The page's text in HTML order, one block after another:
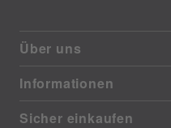
Über uns
Informationen
Sicher einkaufen